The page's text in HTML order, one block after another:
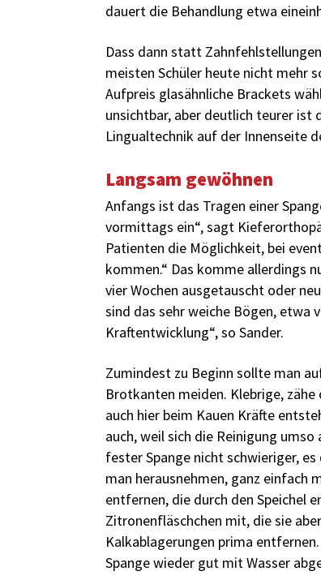
dauert die Behandlung etwa
Dass dann statt
meisten Schüler heute nicht mehr
Aufpreis glasähnliche Brackets
unsichtbar, aber deutlich teurer
Lingualtechnik auf der Innenseite
Langsam gewöhnen
Anfangs ist das Tragen einer
vormittags ein“, sagt
Patienten die Möglichkeit, bei
kommen.“ Das komme allerdings
vier ­Wochen ausgetauscht oder
sind das sehr weiche Bögen, etwa
Kraftentwicklung“, so Sander.
Zumindest zu Beginn sollte man
Brotkanten meiden. Klebrige,
auch hier beim Kauen Kräfte
auch, weil sich die Reinigung
fester Spange nicht schwieriger,
man herausnehmen, ganz einfach
entfernen, die durch den Speichel
Zitronenfläschchen mit, die sie
Kalkablagerungen prima
Spange wieder gut mit Wasser